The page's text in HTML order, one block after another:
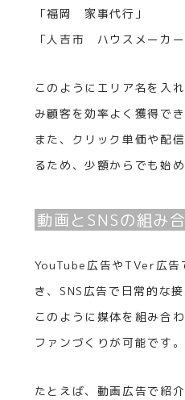
「福岡 家事代行」
「人吉市 ハウスメーカー
このようにエリア名を入
み顧客を効率よく獲得でき
また、クリック単価や配
るため、少額からでも始
動画とSNSの組み
YouTube広告やTVer広告
き、SNS広告で日常的な接
このように媒体を組み合
ファンづくりが可能です。
たとえば、動画広告で紹